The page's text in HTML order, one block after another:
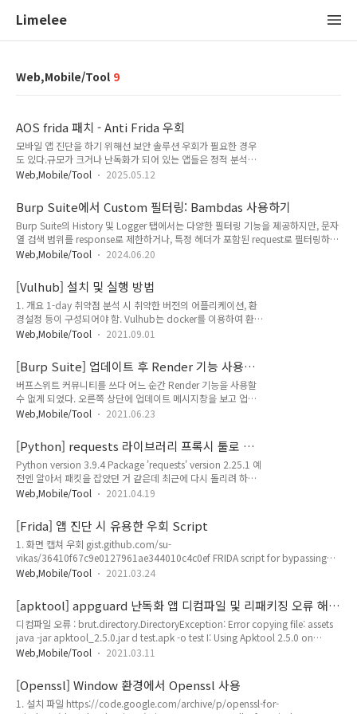
Limelee
Web,Mobile/Tool 9
AOS frida 패치 - Anti Frida 우회
모바일 앱 진단을 하기 위해선 보안 솔루션 우회가 필요한 경우
도 있다.규모가 크거나 난독화가 되어 있는 앱들은 정적 분석만
으로 보기 힘들어서 동적 분석도 겸한다. 이 때 자주 사용하는 게
까 요즘에는 Anti Frida가 적용된 앱들이 많아졌다. 결국 이것도
우회를 할 수 있다면 할 수 있는데 문제는 날이 갈수록 탐지 로직
들이 괴랄해진다.에러 메세지도 안 띄워주고 칼같이 죽여버리는
가하면 동적으로 클래스를 호출하기도 하고 .so파일이 앱 실행
할 때 생성되고 지워져 라이브러리 분석을 하기 어렵게 하기도
https://hackcatml.tistory.com/96 Frida Detection Bypa..
Web,Mobile/Tool 2025.05.12
Burp Suite에서 Custom 필터링: Bambdas 사용하기
Burp Suite의 History 및 Logger 탭에서는 다양한 필터링 기능을 제공하지만, 문자
열 검색 범위를 response로 제한하거나, 특정 헤더가 포함된 request로 필터링하고
싶을 때 아쉬운 부분이 있다.이런 경우에 유용한 기능이 Bambdas. Fiddler Classic
Proxy > HTTP history > Filter settings에서 Bambda mode 를 선택하면 커스텀
필터를 작성할 수 있다. Montoya API를 기반으로 작성하고, 메소드 등은 공식 홈페
이지 문서 페이지에서 확인 가능하다. 예시로 response에서만 특정 문자열을 검색
하려면 다음과 같은 코드를 작성할 수 있다. if (re..
Web,Mobile/Tool 2024.06.20
[Vulhub] 설치 및 실행 방법
1. 개요 1-day 취약점 분석 시 취약한 버전의 어플리케이션, 환
경설정 등이 구성되어야 함. Vulhub는 docker를 이용하여 환경
구성의 번거로움을 해결해준다. 해당 문서는 Vulhub 를 이용해
모든 CVE를 지원하지는 않음. 2. Vulhub 설치 1) 가상머신 설치
(optional) Ubuntu 64bit iso 설치 (link) VMWare
Workstation 설치 (link) VMWare에 Ubuntu 설치 2) docker,
docker-compose 설치 terminal 실행 관리자 권한 상승
limelee@ubuntu:~$ sudo su [sudo] password for
Web,Mobile/Tool 2021.09.01
[Burp Suite] 업데이트 후 Render 기능 사용
시 Embedded browser initialization failed
에러
버프스위트 커뮤니티를 쓰다 어느 순간 Render 기능을 사용할
수 없게 되었다. 오른쪽 상단에 업데이트 메시지창을 보고 업데
이트 했던 게 의심스럽다. 증상은 Embedded browser
러 메시지가 필요할 듯 하다. Help > Embedded Browser
Health Check 에서 확인 가능하다. manifest.properties 파일
이 없다고 한다. 그래서 해당 디렉터리로 이동하려고 했더니 이
동이 안된다. 뭔가 싶어 디렉터리를 하나하나 따라가니
manifest.properties 파일이 있는 디렉터리 명이 변경되었다.
를 재실행했다. 디렉터..
Web,Mobile/Tool 2021.06.23
[Python] requests 라이브러리 프록시 툴로 패
킷 캡쳐하기
Python version 3.9.4 Package 'requests' version 2.25.1 예
전엔 알아서 패킷을 잡았던 거 같은데 최근에 다시 돌리려 하니
프록시 설정을 킨 상태에서 요청하면 에러가 발생한다. 기존
'https://limelee.xyz' res = requests.get(URL) print(res) 실행
시 이렇게 오류가 난다. 그래서 proxies 옵션을 추가해주었다.
import requests proxies = {'http' :
'http://127.0.0.1:8080', 'https' : 'http://127.0.0.1:8080'}
URL = 'https://limelee.xyz' res = reque..
Web,Mobile/Tool 2021.04.19
[Frida] 앱 진단 시 유용한 우회 Script
1. 화면 캡쳐 우회 gist.github.com/su-
vikas/36410f67c9e0127961ae344010c4c0ef FRIDA script for bypassing
Android FLAG_SECURE FRIDA script for bypassing Android FLAG_SECURE.
ssl pinning 우회 https://codeshare.frida.re/@akabe1/frida-multiple-
unpinning/ Frida CodeShare codeshare.frida.re
https://gist.github.com/1mm0rt41PC/4f37f3df5526..
Web,Mobile/Tool 2021.03.24
[apktool] appguard 난독화 앱 디컴파일 및 리패키징 오류 해
결
디컴파일 오류 : brut.directory.DirectoryException: Error copying file: assets
java -jar apktool_2.5.0.jar d test.apk -o test I: Using Apktool 2.5.0 on
test.apk I: Loading resource table... I: Decoding AndroidManifest.xml with
C:\Users\home\AppData\Local\apktool\framework\1.apk I: Regular
manifest package... I: Decoding file-resources... I: Decoding val..
Web,Mobile/Tool 2021.03.11
[Openssl] Window 환경에서 Openssl 사용
1. 설치 파일 https://code.google.com/archive/p/openssl-for-